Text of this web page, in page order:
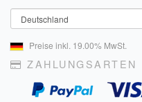
Land
Preise inkl. 19.00% MwSt.
ZAHLUNGSARTEN